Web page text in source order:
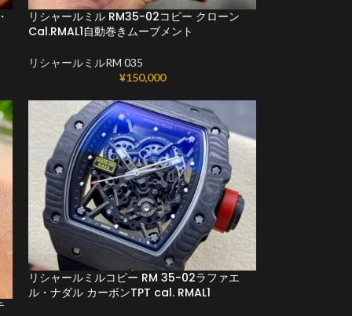
リシャールミル RM35-02コピー クローン
Cal.RMAL1自動巻きムーブメント
リシャールミルRM 035
¥150,000
リシャールミルコピー RM 35-02ラファエ
ル・ナダル カーボンTPT cal. RMAL1